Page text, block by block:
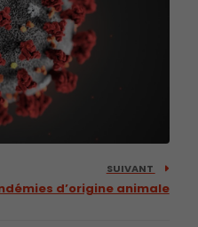
SUIVANT
d’origine animale